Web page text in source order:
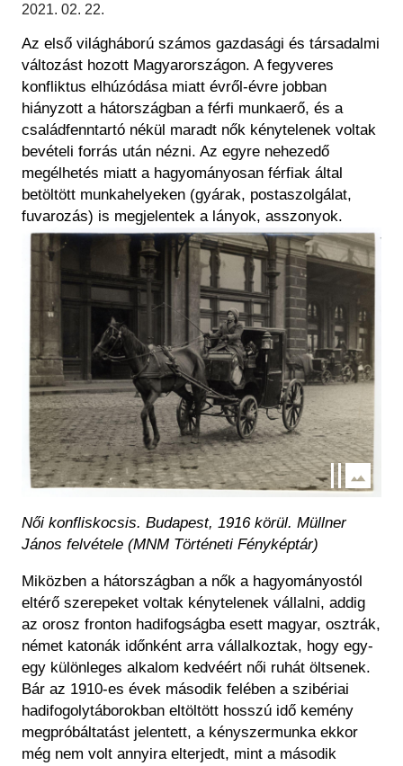
Régészet
Felnőttképzés
Közérdekű adatok
Történeti Fényképtár
Éremtár
Központi Könyvtár
2021. 02. 22.
Az első világháború számos gazdasági és társadalmi
változást hozott Magyarországon. A fegyveres
konfliktus elhúzódása miatt évről-évre jobban
hiányzott a hátországban a férfi munkaerő, és a
családfenntartó nékül maradt nők kénytelenek voltak
bevételi forrás után nézni. Az egyre nehezedő
megélhetés miatt a hagyományosan férfiak által
betöltött munkahelyeken (gyárak, postaszolgálat,
fuvarozás) is megjelentek a lányok, asszonyok.
Kép
Női konfliskocsis. Budapest, 1916 körül. Müllner
János felvétele (MNM Történeti Fényképtár)
Miközben a hátországban a nők a hagyományostól
eltérő szerepeket voltak kénytelenek vállalni, addig
az orosz fronton hadifogságba esett magyar, osztrák,
német katonák időnként arra vállalkoztak, hogy egy-
egy különleges alkalom kedvéért női ruhát öltsenek.
Bár az 1910-es évek második felében a szibériai
hadifogolytáborokban eltöltött hosszú idő kemény
megpróbáltatást jelentett, a kényszermunka ekkor
még nem volt annyira elterjedt, mint a második